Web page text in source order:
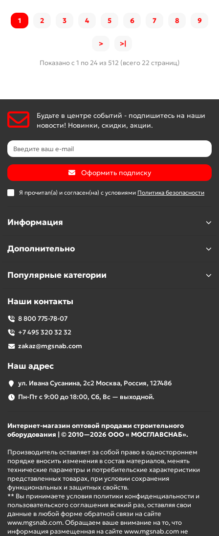
1 2 3 4 5 6 7 8 9
> >|
Показано с 1 по 24 из 512 (всего 22 страниц)
Будьте в центре событий - подпишитесь на наши
новости! Новинки, скидки, акции.
Оформить подписку
Я прочитал(а) и согласен(на) с условиями Политика безопасности
Информация
Дополнительно
Популярные категории
Наши контакты
8 800 775-78-07
+7 495 320 32 32
zakaz@mgsnab.com
Наш адрес
ул. Ивана Сусанина, 2с2 Москва, Россия, 127486
Пн-Пт с 9:00 до 18:00, Сб, Вс — выходной.
Интернет-магазин оптовой продажи строительного
оборудования | © 2010—2026 ООО « МОСГЛАВСНАБ».
Производитель оставляет за собой право в одностороннем
порядке вносить изменения в состав материалов, менять
технические параметры и потребительские характеристики
представленных товарах, при условии сохранения
функциональных и защитных свойств.
** Вы принимаете условия политики конфиденциальности и
пользовательского соглашения всякий раз, оставляя свои
данные в любой форме обратной связи на сайте
www.mgsnab.com. Обращаем ваше внимание на то, что
информация размещенная на сайте www.mgsnab.com не